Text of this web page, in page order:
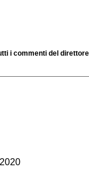
i commenti del direttore